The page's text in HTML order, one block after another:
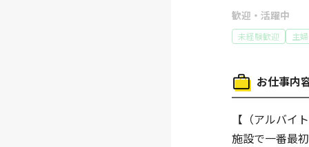
歓迎・活躍中
未経験歓迎 主
制服あり 駅から
給与
交通費支給
お仕事内
【（アルバイ
施設で一番最